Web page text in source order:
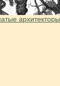
архитекторы